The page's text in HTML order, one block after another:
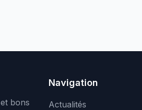
bons
Navigation
Actualités